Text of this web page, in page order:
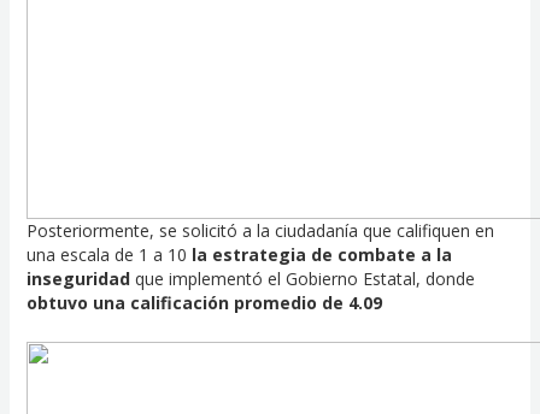
Posteriormente, se solicitó a la ciudadanía que califiquen en
una escala de 1 a 10 la estrategia de combate a la
inseguridad que implementó el Gobierno Estatal, donde
obtuvo una calificación promedio de 4.09